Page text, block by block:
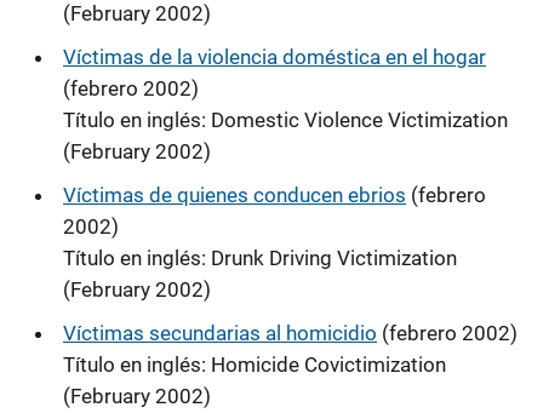
(February 2002)
Víctimas de la violencia doméstica en el hogar
(febrero 2002)
Título en inglés: Domestic Violence Victimization
(February 2002)
Víctimas de quienes conducen ebrios (febrero
2002)
Título en inglés: Drunk Driving Victimization
(February 2002)
Víctimas secundarias al homicidio (febrero 2002)
Título en inglés: Homicide Covictimization
(February 2002)